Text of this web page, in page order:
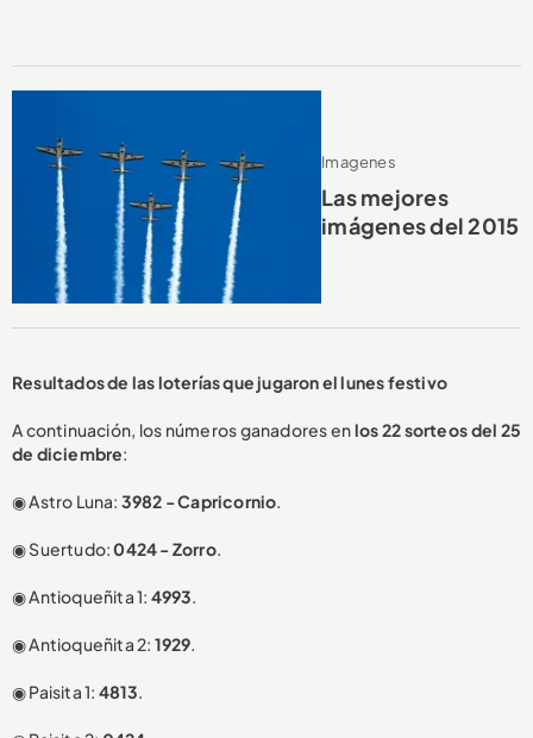
Imagenes
Las mejores
imágenes del 2015
Resultados de las loterías que jugaron el lunes festivo
A continuación, los números ganadores enlos 22 sorteos del 25
de diciembre:
◉ Astro Luna: 3982 - Capricornio.
◉ Suertudo:0424 - Zorro.
◉ Antioqueñita 1: 4993.
◉ Antioqueñita 2: 1929.
◉ Paisita 1: 4813.